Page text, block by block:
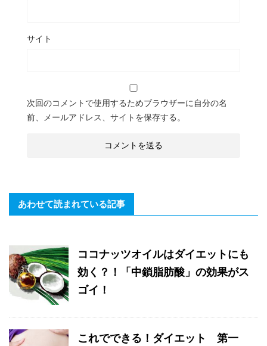
サイト
次回のコメントで使用するためブラウザーに自分の名
前、メールアドレス、サイトを保存する。
あわせて読まれている記事
ココナッツオイルはダイエットにも
効く？！「中鎖脂肪酸」の効果がス
ゴイ！
これでできる！ダイエット 第一